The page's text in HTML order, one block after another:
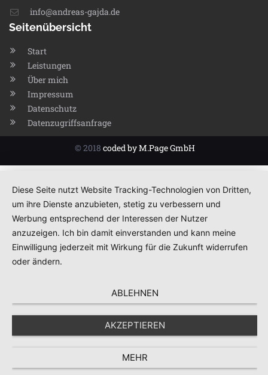
info@andreas-gajda.de
Seitenübersicht
Start
Leistungen
Über mich
Impressum
Datenschutz
Datenzugriffsanfrage
© 2018 coded by M.Page GmbH
Diese Seite nutzt Website Tracking-Technologien von Dritten,
um ihre Dienste anzubieten, stetig zu verbessern und
Werbung entsprechend der Interessen der Nutzer
anzuzeigen. Ich bin damit einverstanden und kann meine
Einwilligung jederzeit mit Wirkung für die Zukunft widerrufen
oder ändern.
ABLEHNEN
AKZEPTIEREN
MEHR